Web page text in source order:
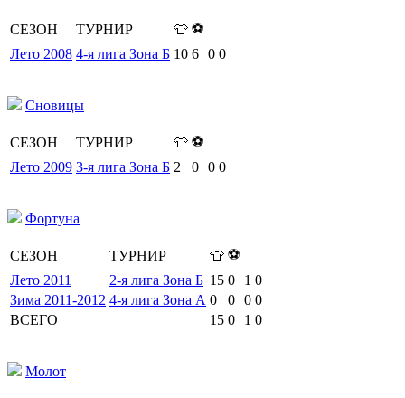
СЕЗОН ТУРНИР 👕 ⚽
Лето 2008 4-я лига Зона Б 10 6 0 0
Сновицы
СЕЗОН ТУРНИР 👕 ⚽
Лето 2009 3-я лига Зона Б 2 0 0 0
Фортуна
СЕЗОН ТУРНИР 👕 ⚽
Лето 2011
2-я лига Зона Б 15 0 1 0
Зима 2011-2012 4-я лига Зона А 0 0 0 0
ВСЕГО
15 0 1 0
Молот